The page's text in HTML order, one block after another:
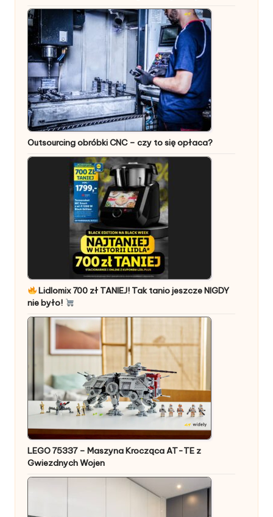
Outsourcing obróbki CNC – czy to się opłaca?
Lidlomix 700 zł TANIEJ! Tak tanio jeszcze NIGDY
nie było!
LEGO 75337 – Maszyna Krocząca AT-TE z
Gwiezdnych Wojen